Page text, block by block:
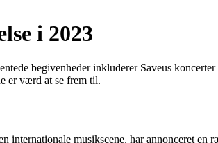
i 2023
begivenheder inkluderer Saveus koncerter
er værd at se frem til.
internationale musikscene, har annonceret en